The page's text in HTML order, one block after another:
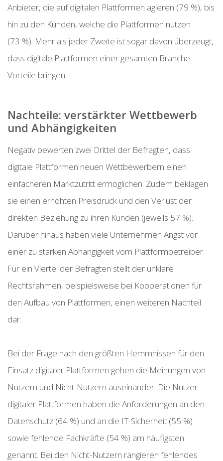
Anbieter, die auf digitalen Plattformen agieren (79 %), bis
hin zu den Kunden, welche die Plattformen nutzen
(73 %). Mehr als jeder Zweite ist sogar davon überzeugt,
dass digitale Plattformen einer gesamten Branche
Vorteile bringen.
Nachteile: verstärkter Wettbewerb
und Abhängigkeiten
Negativ bewerten zwei Drittel der Befragten, dass
digitale Plattformen neuen Wettbewerbern einen
einfacheren Marktzutritt ermöglichen. Zudem beklagen
sie einen erhöhten Preisdruck und den Verlust der
direkten Beziehung zu ihren Kunden (jeweils 57 %).
Darüber hinaus haben viele Unternehmen Angst vor
einer zu starken Abhängigkeit vom Plattformbetreiber.
Für ein Viertel der Befragten stellt der unklare
Rechtsrahmen, beispielsweise bei Kooperationen für
den Aufbau von Plattformen, einen weiteren Nachteil
dar.
Bei der Frage nach den größten Hemmnissen für den
Einsatz digitaler Plattformen gehen die Meinungen von
Nutzern und Nicht-Nutzern auseinander. Die Nutzer
digitaler Plattformen haben die Anforderungen an den
Datenschutz (64 %) und an die IT-Sicherheit (55 %)
sowie fehlende Fachkräfte (54 %) am häufigsten
genannt. Bei den Nicht-Nutzern rangieren fehlendes